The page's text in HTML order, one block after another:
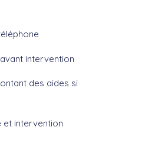
intervention
des aides si
et intervention